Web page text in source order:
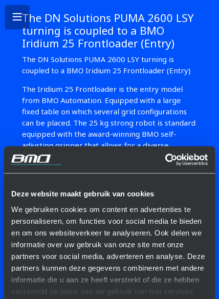
Deze website maakt gebruik van cookies
We gebruiken cookies om content en advertenties te
personaliseren, om functies voor social media te bieden
en om ons websiteverkeer te analyseren. Ook delen we
informatie over uw gebruik van onze site met onze
partners voor social media, adverteren en analyse. Deze
partners kunnen deze gegevens combineren met andere
informatie die u aan ze heeft verstrekt of die ze hebben
verzameld op basis van uw gebruik van hun services.
The DN Solutions PUMA 2600 LSY
turning is coupled to a BMO
Iridium 25 Frontloader (Entry)
The DN Solutions PUMA 2600 LSY turning is
coupled to a BMO Iridium 25 Frontloader (Entry)
The Iridium 25 Frontloader is the entry model
from BMO Automation. Equipped with a large
fixed table on which several grid configurations
can be placed. The 25 kg strong robot is standard
equipped with the award-winning BMO self-
adjusting gripper that allows for a diverse
selection of product sizes to be loaded and
unloaded. Its compact size, simple controls and
automation for a wide range of work.
The Iridium series is the
little helper on the side. The
cost-effective robot
automation ensures a lot of
unmanned hours in the
evening and at night. For us,